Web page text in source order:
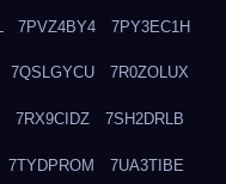
7PVZ4BY4 7PY3EC1H
7QSLGYCU 7R0ZOLUX
7RX9CIDZ 7SH2DRLB
7TYDPROM 7UA3TIBE